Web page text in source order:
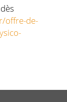
offre-de-